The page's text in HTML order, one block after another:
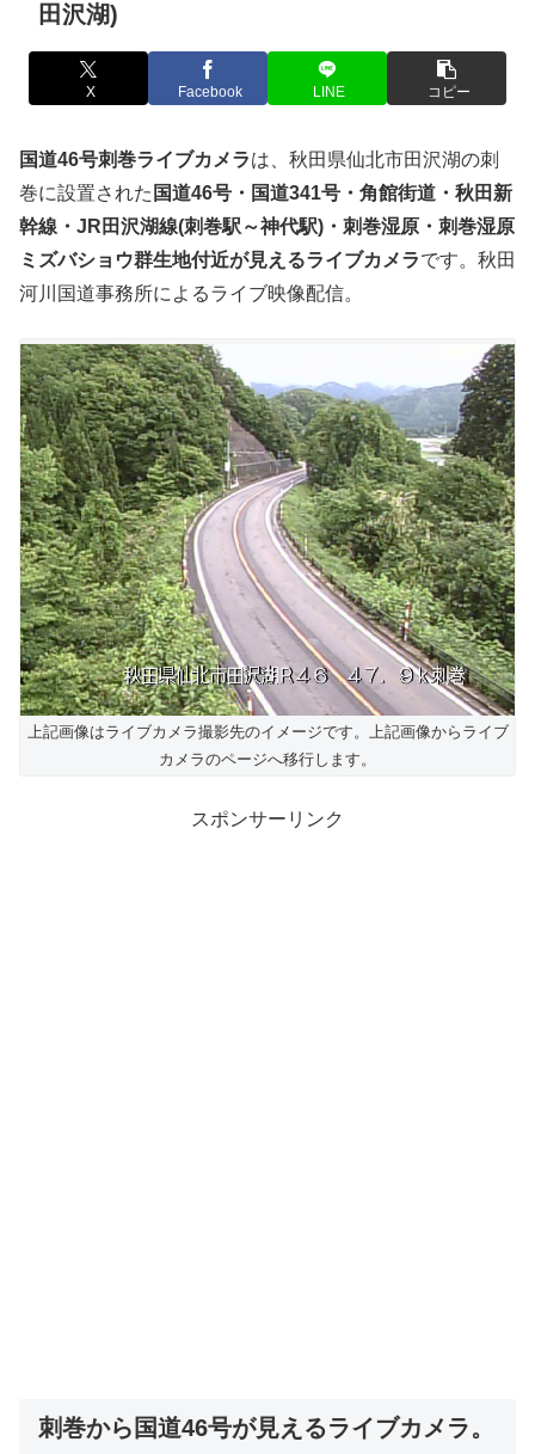
田沢湖)
X Facebook LINE コピー
国道46号刺巻ライブカメラは、秋田県仙北市田沢湖の刺
巻に設置された 国道46号・国道341号・角館街道・秋田新
幹線・JR田沢湖線(刺巻駅～神代駅)・刺巻湿原・刺巻湿原
ミズバショウ群生地付近が見えるライブカメラです。秋田
河川国道事務所によるライブ映像配信。
上記画像はライブカメラ撮影先のイメージです。上記画像からライブ
カメラのページへ移行します。
スポンサーリンク
刺巻から国道46号が見えるライブカメラ。